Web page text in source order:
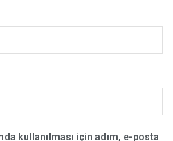
kullanılması için adım, e-posta